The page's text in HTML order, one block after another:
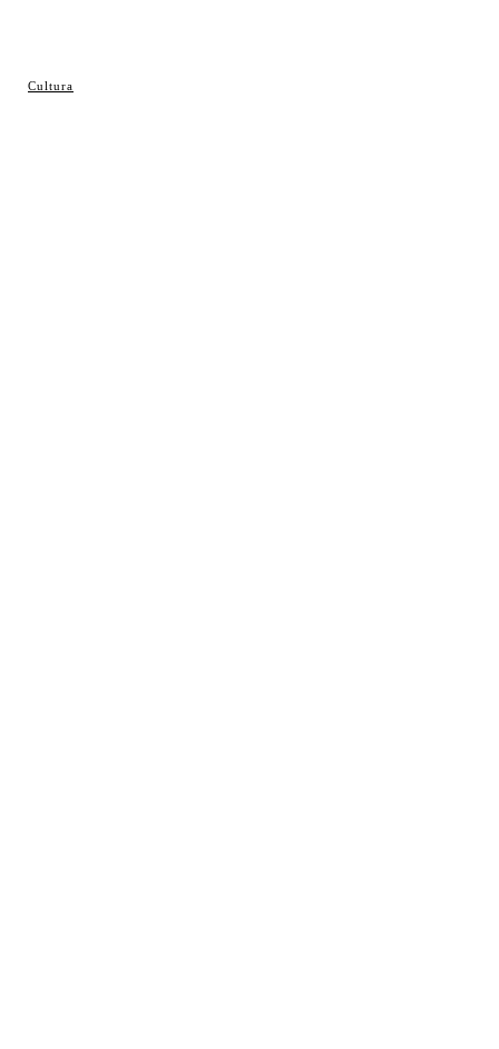
Cultura